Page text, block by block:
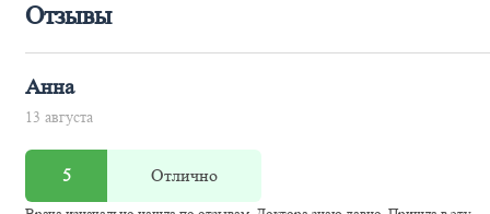
Отзывы
Анна
13 августа
5 Отлично